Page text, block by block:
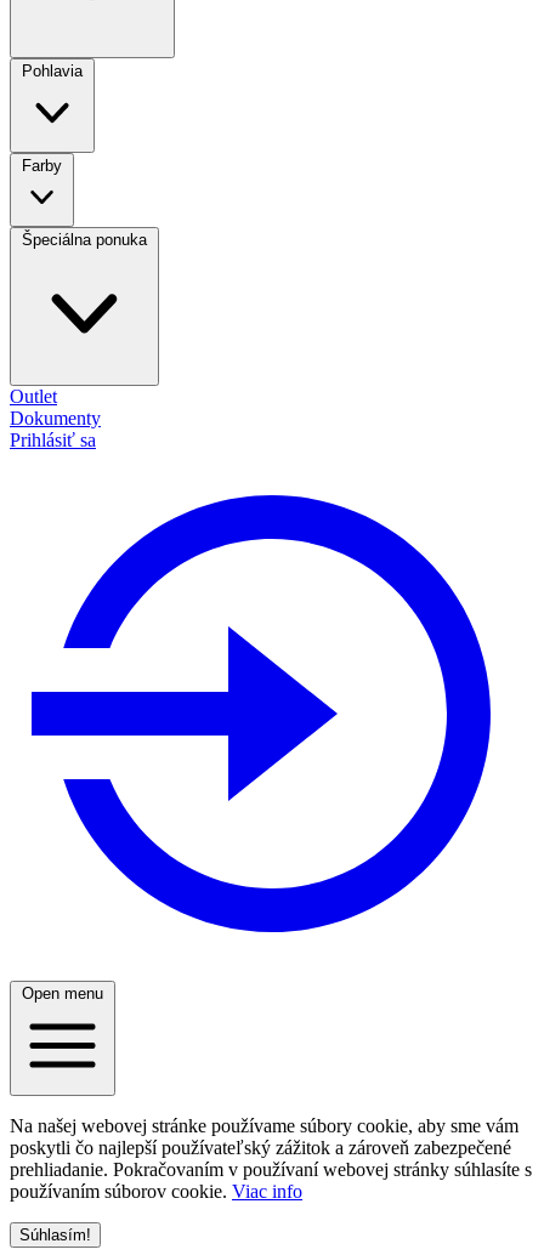
Pohlavia
Farby
Špeciálna ponuka
Outlet
Dokumenty
Prihlásiť sa
Open menu
Na našej webovej stránke používame súbory cookie, aby sme vám
poskytli čo najlepší používateľský zážitok a zároveň zabezpečené
prehliadanie. Pokračovaním v používaní webovej stránky súhlasíte s
používaním súborov cookie. Viac info
Súhlasím!